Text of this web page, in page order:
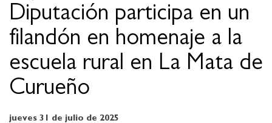
Diputación participa en un
filandón en homenaje a la
escuela rural en La Mata de
Curueño
jueves 31 de julio de 2025